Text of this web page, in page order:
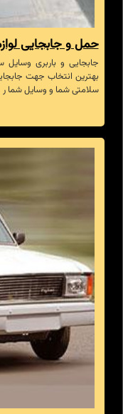
حمل و جابجایی
جابجایی و باربری وسایل
بهترین انتخاب جهت
سلامتی شما و وسایل شما ر